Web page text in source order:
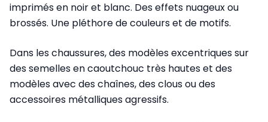
imprimés en noir et blanc. Des effets nuageux ou
brossés. Une pléthore de couleurs et de motifs.
Dans les chaussures, des modèles excentriques sur
des semelles en caoutchouc très hautes et des
modèles avec des chaînes, des clous ou des
accessoires métalliques agressifs.